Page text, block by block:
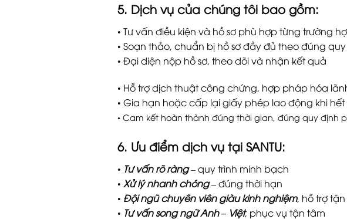
5. Dịch vụ của chúng tôi bao gồm:
• Tư vấn điều kiện và hồ sơ phù hợp từng trường
• Soạn thảo, chuẩn bị hồ sơ đầy đủ theo đúng
• Đại diện nộp hồ sơ, theo dõi và nhận kết quả
• Hỗ trợ dịch thuật công chứng, hợp pháp hóa
• Gia hạn hoặc cấp lại giấy phép lao động khi hết
• Cam kết hoàn thành đúng thời gian, đúng quy định
6. Ưu điểm dịch vụ tại SANTU:
• Tư vấn rõ ràng– quy trình minh bạch
• Xử lý nhanh chóng – đúng thời hạn
• Đội ngũ chuyên viên giàu kinh nghiệm, hỗ trợ
• Tư vấn song ngữ Anh – Việt, phục vụ tận tâm